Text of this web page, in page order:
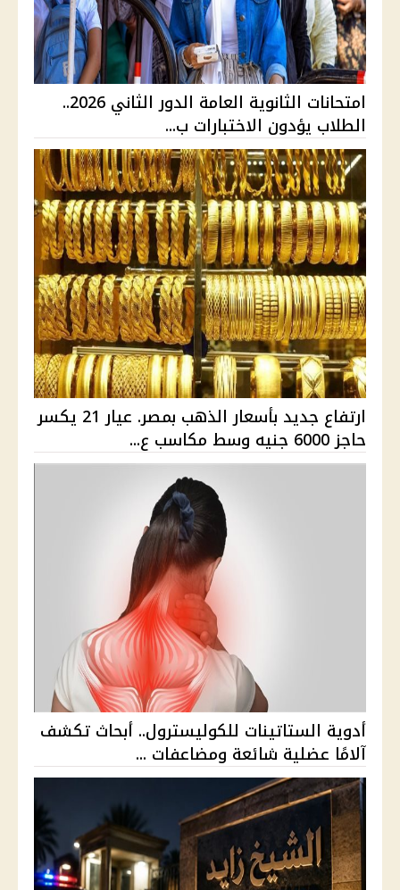
امتحانات الثانوية العامة الدور الثاني 2026..
الطلاب يؤدون الاختبارات ب...
ارتفاع جديد بأسعار الذهب بمصر. عيار 21 يكسر
حاجز 6000 جنيه وسط مكاسب ع...
أدوية الستاتينات للكوليسترول.. أبحاث تكشف
آلامًا عضلية شائعة ومضاعفات ...